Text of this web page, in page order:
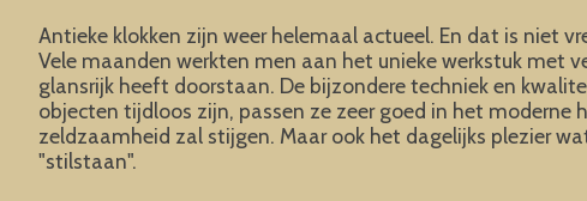
Antieke klokken zijn weer helemaal actueel. En dat is niet
Vele maanden werkten men aan het unieke werkstuk met
glansrijk heeft doorstaan. De bijzondere techniek en
objecten tijdloos zijn, passen ze zeer goed in het
zeldzaamheid zal stijgen. Maar ook het dagelijks plezier
"stilstaan".